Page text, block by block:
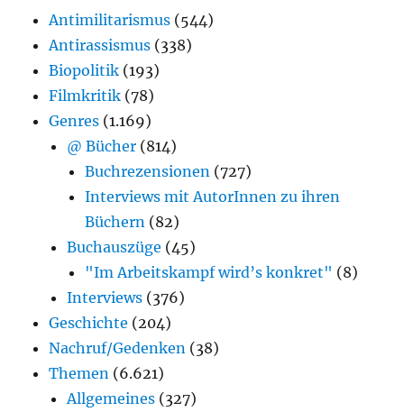
Antimilitarismus (544)
Antirassismus (338)
Biopolitik (193)
Filmkritik (78)
Genres (1.169)
@ Bücher (814)
Buchrezensionen (727)
Interviews mit AutorInnen zu ihren
Büchern (82)
Buchauszüge (45)
"Im Arbeitskampf wird’s konkret" (8)
Interviews (376)
Geschichte (204)
Nachruf/Gedenken (38)
Themen (6.621)
Allgemeines (327)